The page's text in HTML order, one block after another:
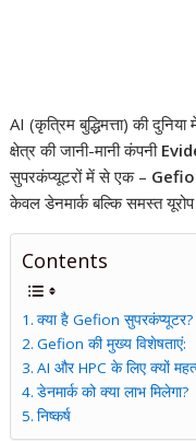
AI (कृत्रिम बुद्धिमत्ता) की
क्षेत्र की जानी-मानी कंपनी
सुपरकंप्यूटरों में से एक –
केवल डेनमार्क बल्कि समस्त
Contents
क्या है Gefion सुपरकंप्यूटर?
Gefion की मुख्य विशेषताएं:
AI और HPC के लिए क्यों
डेनमार्क को क्या लाभ मिलेगा?
निष्कर्ष